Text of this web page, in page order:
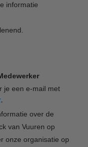
informatie
je een e-mail met
over de
van Vuuren op
onze organisatie op